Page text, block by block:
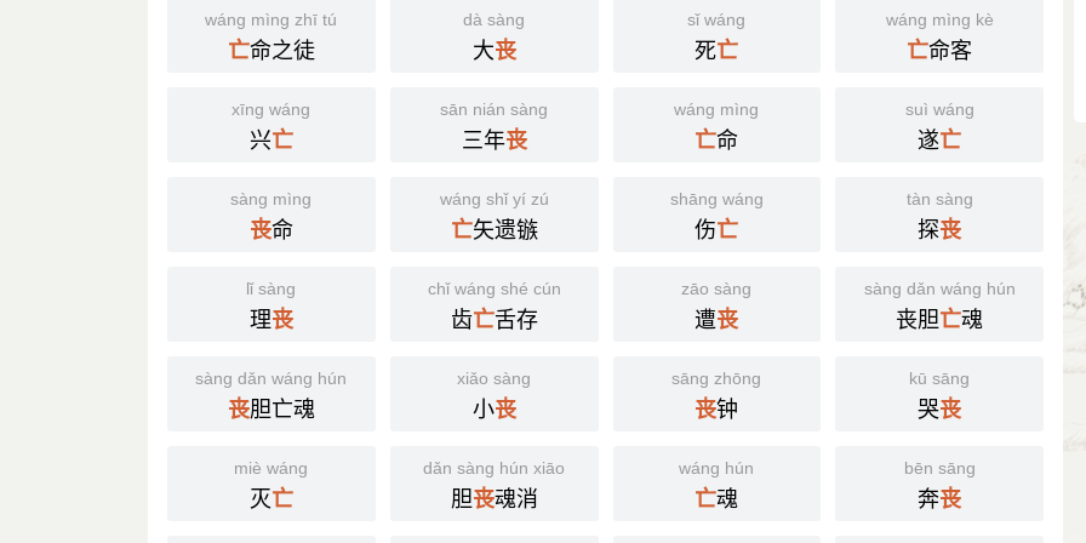
wáng mìng zhī tú
亡命之徒
dà sàng
大丧
sǐ wáng
死亡
wáng mìng kè
亡命客
xīng wáng
兴亡
sān nián sàng
三年丧
wáng mìng
亡命
suì wáng
遂亡
sàng mìng
丧命
wáng shǐ yí zú
亡矢遗镞
shāng wáng
伤亡
tàn sàng
探丧
lǐ sàng
理丧
chǐ wáng shé cún
齿亡舌存
zāo sàng
遭丧
sàng dǎn wáng hún
丧胆亡魂
sàng dǎn wáng hún
丧胆亡魂
xiǎo sàng
小丧
sāng zhōng
丧钟
kū sāng
哭丧
miè wáng
灭亡
dǎn sàng hún xiāo
胆丧魂消
wáng hún
亡魂
bēn sāng
奔丧